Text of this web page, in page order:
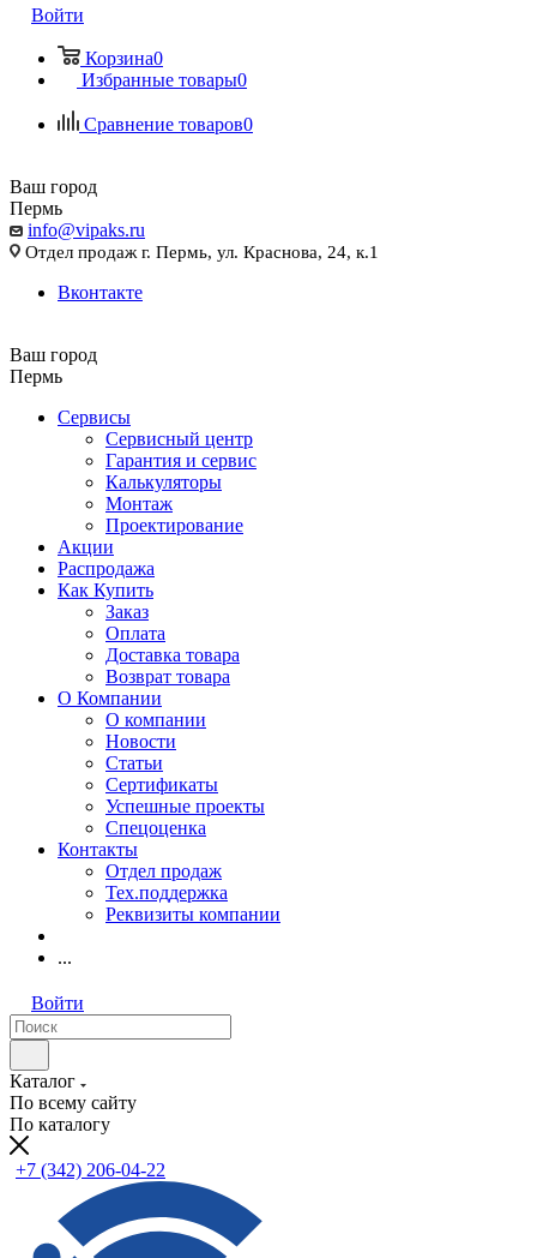
Войти
Корзина0
Избранные товары0
Сравнение товаров0
Ваш город
Пермь
info@vipaks.ru
Отдел продаж г. Пермь, ул. Краснова, 24, к.1
Вконтакте
Ваш город
Пермь
Сервисы
Сервисный центр
Гарантия и сервис
Калькуляторы
Монтаж
Проектирование
Акции
Распродажа
Как Купить
Заказ
Оплата
Доставка товара
Возврат товара
О Компании
О компании
Новости
Статьи
Сертификаты
Успешные проекты
Спецоценка
Контакты
Отдел продаж
Тех.поддержка
Реквизиты компании
...
Войти
Каталог
По всему сайту
По каталогу
+7 (342) 206-04-22